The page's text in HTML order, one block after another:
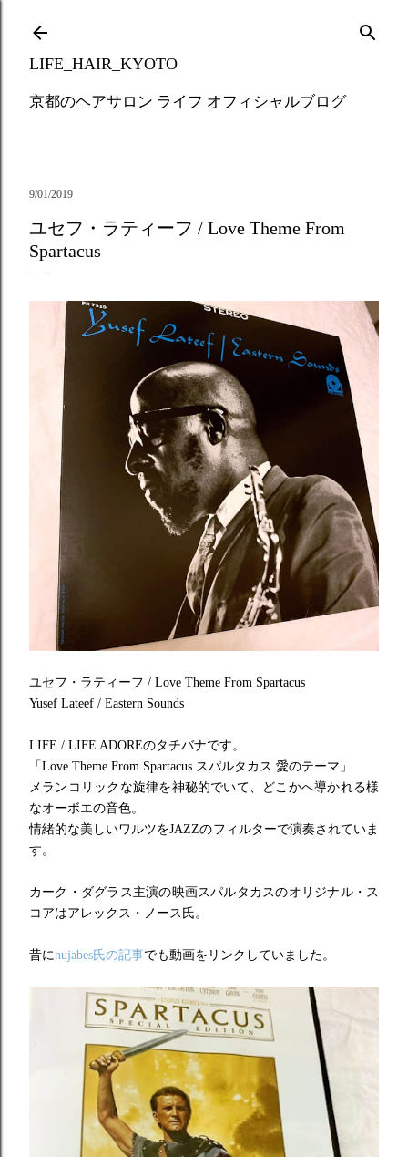
LIFE_HAIR_KYOTO
京都のヘアサロン ライフ オフィシャルブログ
9/01/2019
ユセフ・ラティーフ / Love Theme From
Spartacus
ユセフ・ラティーフ / Love Theme From Spartacus
Yusef Lateef / Eastern Sounds
LIFE / LIFE ADOREのタチバナです。
「 Love Theme From Spartacus スパルタカス 愛のテーマ」
メランコリックな旋律を神秘的でいて、どこかへ導かれる様
なオーボエの音色。
情緒的な美しいワルツをJAZZのフィルターで演奏されていま
す。
カーク・ダグラス主演の映画スパルタカスのオリジナル・ス
コアはアレックス・ノース氏。
昔にnujabes氏の記事でも動画をリンクしていました。